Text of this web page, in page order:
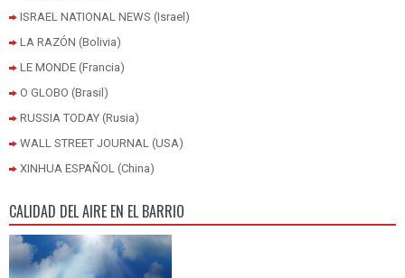
ISRAEL NATIONAL NEWS (Israel)
LA RAZÓN (Bolivia)
LE MONDE (Francia)
O GLOBO (Brasil)
RUSSIA TODAY (Rusia)
WALL STREET JOURNAL (USA)
XINHUA ESPAÑOL (China)
CALIDAD DEL AIRE EN EL BARRIO